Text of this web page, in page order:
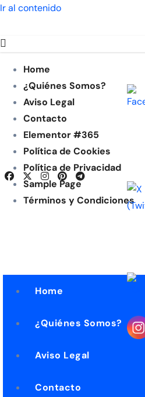
Ir al contenido
Home
¿Quiénes Somos?
Aviso Legal
Contacto
Elementor #365
Política de Cookies
Política de Privacidad
Sample Page
Términos y Condiciones
Home
¿Quiénes Somos?
Aviso Legal
Contacto